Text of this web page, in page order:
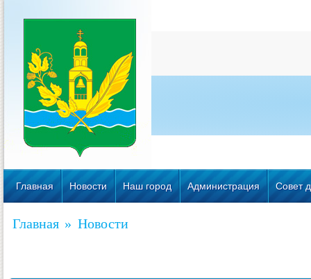
Главная Новости Наш город Администрация Совет
Главная » Новости